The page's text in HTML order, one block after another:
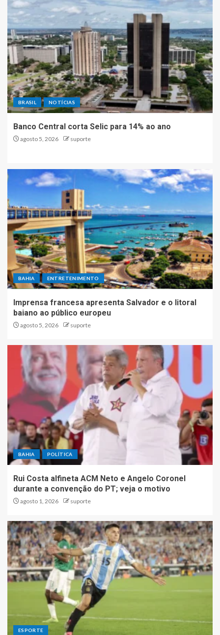
BRASIL NOTÍCIAS
Banco Central corta Selic para 14% ao ano
agosto 5, 2026 suporte
BAHIA ENTRETENIMENTO
Imprensa francesa apresenta Salvador e o litoral
baiano ao público europeu
agosto 5, 2026 suporte
BAHIA POLÍTICA
Rui Costa alfineta ACM Neto e Angelo Coronel
durante a convenção do PT; veja o motivo
agosto 1, 2026 suporte
ESPORTE